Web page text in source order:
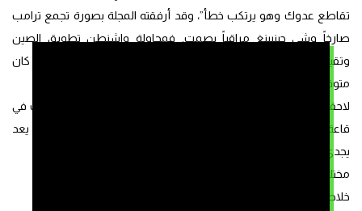
تقاطع عدوك وهو يرتكب خطأ”، وقد أرفقته المجلة بصورة تجمع ترامب
صارخاً وشي جينبينغ مراقباً بصمت. فمحاولة واشنطن تطويق الصين
وتقييد إمداداتها النفطية باتت تتآكل مع الوقت، دون أن تُفضي إلى ما كان
متوقعا.
لاحقاً، توجّه ترامب إلى بكين في زيارة لم تعد تحتمل التأجيل، ليكتشف في
قاعة الشعب الكبرى أن الضغط على الصين بالأدوات التقليدية لم يعد
يجدي، فبكين تلعب بمنطق
مختلف وأفق أبعد.
خلاصة مئوية الحرب